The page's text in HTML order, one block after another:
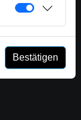
Bestätigen